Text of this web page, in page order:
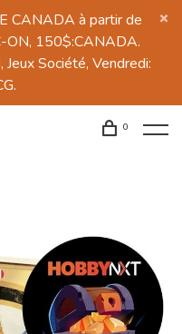
CANADA à partir de
ON, 150$:CANADA.
Société, Vendredi:
0